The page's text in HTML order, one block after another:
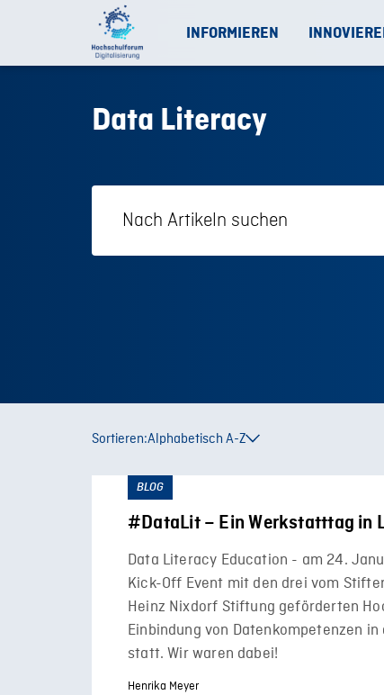
INFORMIEREN
Data Literacy
Sortieren:Alphabetisch A-Z
BLOG
#DataLit – Ein Werkstatttag in
Data Literacy Education - am 24.
Kick-Off Event mit den drei vom
Heinz Nixdorf Stiftung geförderten
Einbindung von Datenkompetenzen in
statt. Wir waren dabei!
Henrika Meyer